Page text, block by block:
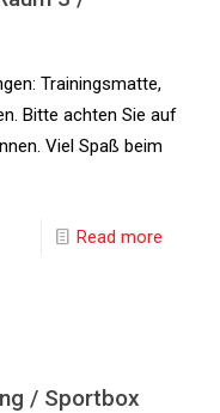
Trainingsmatte,
Bitte achten Sie auf
Viel Spaß beim
Read more
/ Sportbox